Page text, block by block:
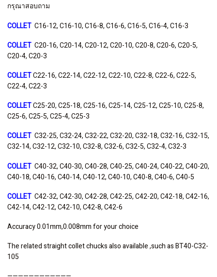
กรุณาสอบถาม
COLLET C16-12, C16-10, C16-8, C16-6, C16-5, C16-4, C16-3
COLLET C20-16, C20-14, C20-12, C20-10, C20-8, C20-6, C20-5,
C20-4, C20-3
COLLETC22-16, C22-14, C22-12, C22-10, C22-8, C22-6, C22-5,
C22-4, C22-3
COLLETC25-20, C25-18, C25-16, C25-14, C25-12, C25-10, C25-8,
C25-6, C25-5, C25-4, C25-3
COLLET C32-25, C32-24, C32-22, C32-20, C32-18, C32-16, C32-15,
C32-14, C32-12, C32-10, C32-8, C32-6, C32-5, C32-4, C32-3
COLLET C40-32, C40-30, C40-28, C40-25, C40-24, C40-22, C40-20,
C40-18, C40-16, C40-14, C40-12, C40-10, C40-8, C40-6, C40-5
COLLET C42-32, C42-30, C42-28, C42-25, C42-20, C42-18, C42-16,
C42-14, C42-12, C42-10, C42-8, C42-6
Accuracy 0.01mm,0.008mm for your choice
The related straight collet chucks also available ,such as BT40-C32-
105